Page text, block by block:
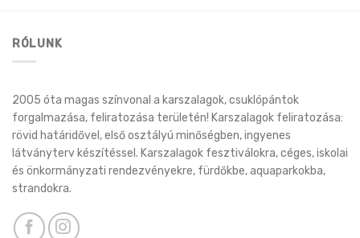
RÓLUNK
2005 óta magas színvonal a karszalagok, csuklópántok
forgalmazása, feliratozása területén! Karszalagok feliratozása:
rövid határidővel, első osztályú minőségben, ingyenes
látványterv készítéssel. Karszalagok fesztiválokra, céges, iskolai
és önkormányzati rendezvényekre, fürdőkbe, aquaparkokba,
strandokra.